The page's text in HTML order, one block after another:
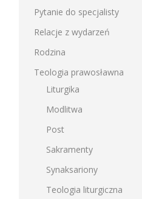
Pytanie do specjalisty
Relacje z wydarzeń
Rodzina
Teologia prawosławna
Liturgika
Modlitwa
Post
Sakramenty
Synaksariony
Teologia liturgiczna